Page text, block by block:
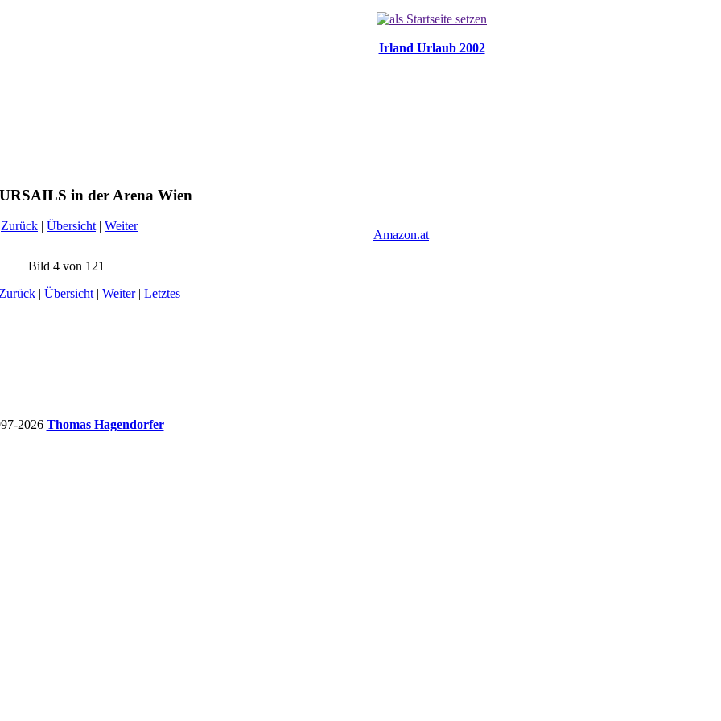
Irland Urlaub 2002
in der Arena Wien
Zurück | Übersicht| Weiter
Bild 4 von 121
| Übersicht| Weiter| Letztes
Amazon.at
2026 Thomas Hagendorfer